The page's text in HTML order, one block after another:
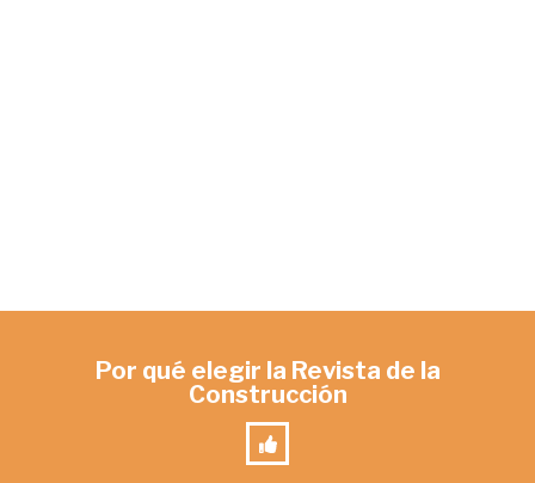
Por qué elegir la Revista de la
Construcción